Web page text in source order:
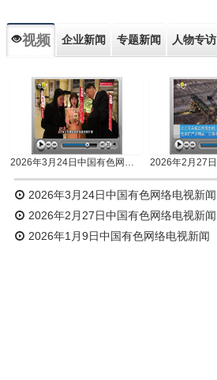
视频 企业新闻 专题新闻 人物专访
2026年3月24日中国有色网络电视新闻
2026年3月24日中国有色网络电视新闻
2026年2月27日中国有色网络电视新闻
2026年1月9日中国有色网络电视新闻